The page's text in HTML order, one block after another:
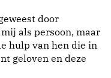
door
als persoon, maar
hulp van hen die in
geloven en deze